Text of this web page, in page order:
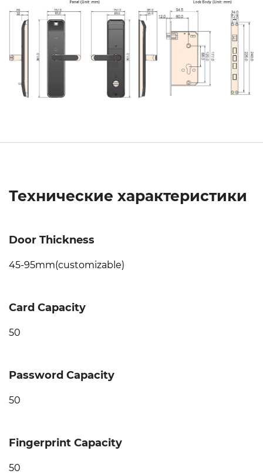
Технические характеристики
Door Thickness
45-95mm(customizable)
Card Capacity
50
Password Capacity
50
Fingerprint Capacity
50